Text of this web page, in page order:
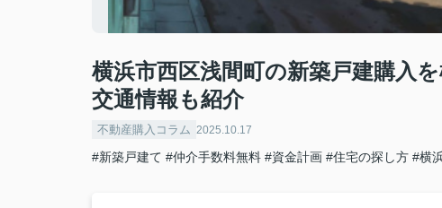
横浜市西区浅間町の新築戸建購入
交通情報も紹介
不動産購入コラム 2025.10.17
#新築戸建て #仲介手数料無料 #資金計画 #住宅の探し方 #横